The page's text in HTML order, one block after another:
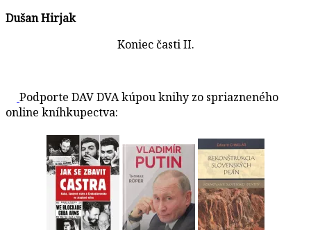
Dušan Hirjak
Koniec časti II.
Podporte DAV DVA kúpou knihy zo spriazneného
online kníhkupectva: